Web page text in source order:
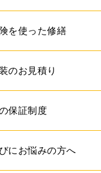
を使った修繕
のお見積り
保証制度
にお悩みの方へ